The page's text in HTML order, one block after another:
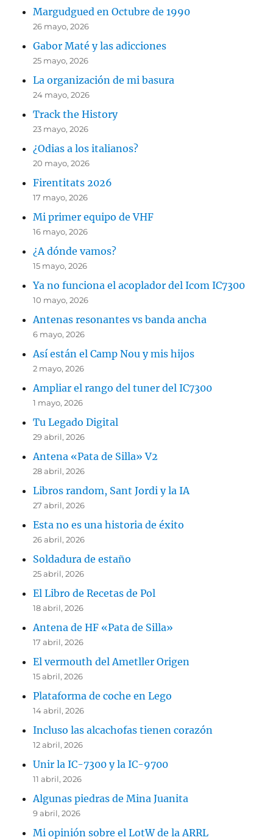
Margudgued en Octubre de 1990
26 mayo, 2026
Gabor Maté y las adicciones
25 mayo, 2026
La organización de mi basura
24 mayo, 2026
Track the History
23 mayo, 2026
¿Odias a los italianos?
20 mayo, 2026
Firentitats 2026
17 mayo, 2026
Mi primer equipo de VHF
16 mayo, 2026
¿A dónde vamos?
15 mayo, 2026
Ya no funciona el acoplador del Icom IC7300
10 mayo, 2026
Antenas resonantes vs banda ancha
6 mayo, 2026
Así están el Camp Nou y mis hijos
2 mayo, 2026
Ampliar el rango del tuner del IC7300
1 mayo, 2026
Tu Legado Digital
29 abril, 2026
Antena «Pata de Silla» V2
28 abril, 2026
Libros random, Sant Jordi y la IA
27 abril, 2026
Esta no es una historia de éxito
26 abril, 2026
Soldadura de estaño
25 abril, 2026
El Libro de Recetas de Pol
18 abril, 2026
Antena de HF «Pata de Silla»
17 abril, 2026
El vermouth del Ametller Origen
15 abril, 2026
Plataforma de coche en Lego
14 abril, 2026
Incluso las alcachofas tienen corazón
12 abril, 2026
Unir la IC-7300 y la IC-9700
11 abril, 2026
Algunas piedras de Mina Juanita
9 abril, 2026
Mi opinión sobre el LotW de la ARRL